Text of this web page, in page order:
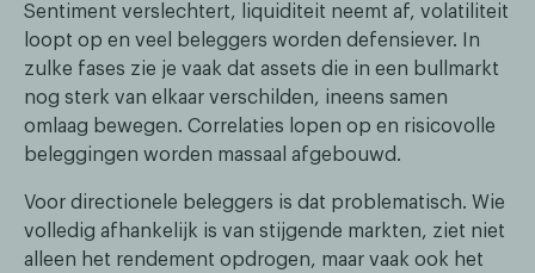
Sentiment verslechtert, liquiditeit neemt af, volatiliteit
loopt op en veel beleggers worden defensiever. In
zulke fases zie je vaak dat assets die in een bullmarkt
nog sterk van elkaar verschilden, ineens samen
omlaag bewegen. Correlaties lopen op en risicovolle
beleggingen worden massaal afgebouwd.
Voor directionele beleggers is dat problematisch. Wie
volledig afhankelijk is van stijgende markten, ziet niet
alleen het rendement opdrogen, maar vaak ook het